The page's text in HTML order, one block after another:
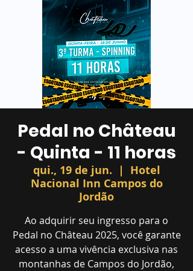
Pedal no Château
- Quinta - 11 horas
qui., 19 de jun.
  |
Hotel
Nacional Inn Campos do
Jordão
Ao adquirir seu ingresso para o
Pedal no Château 2025, você garante
acesso a uma vivência exclusiva nas
montanhas de Campos do Jordão,